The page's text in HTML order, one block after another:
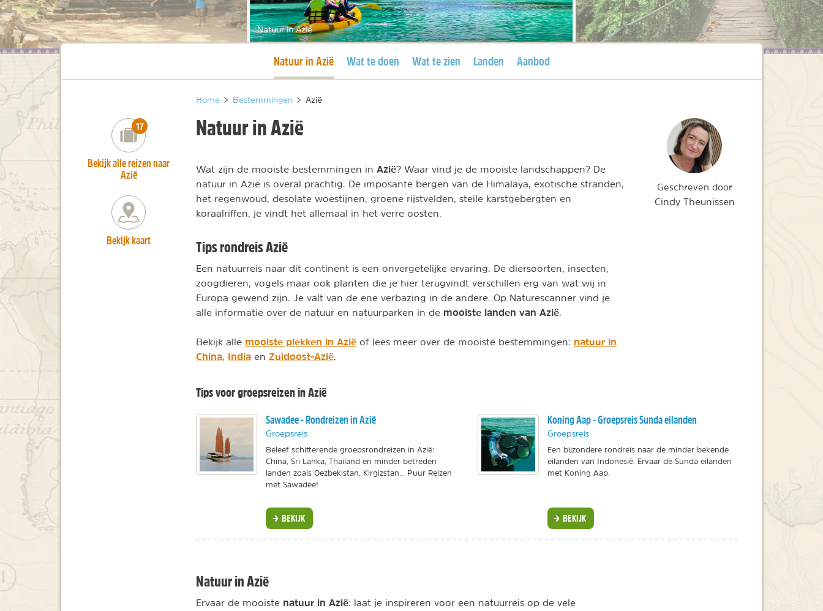
Natuur in Azië
Huidige pagina
Natuur in Azië Wat te doen Wat te zien Landen Aanbod
Home > Bestemmingen > Azië
Natuur in Azië
Wat zijn de mooiste bestemmingen in Azië? Waar vind je de mooiste landschappen? De
natuur in Azië is overal prachtig. De imposante bergen van de Himalaya, exotische stranden,
het regenwoud, desolate woestijnen, groene rijstvelden, steile karstgebergten en
koraalriffen, je vindt het allemaal in het verre oosten.
Tips rondreis Azië
Een natuurreis naar dit continent is een onvergetelijke ervaring. De diersoorten, insecten,
zoogdieren, vogels maar ook planten die je hier terugvindt verschillen erg van wat wij in
Europa gewend zijn. Je valt van de ene verbazing in de andere. Op Naturescanner vind je
alle informatie over de natuur en natuurparken in de mooiste landen van Azië.
Bekijk alle mooiste plekken in Azië of lees meer over de mooiste bestemmingen: natuur in
China, India en Zuidoost-Azië.
Tips voor groepsreizen in Azië
Sawadee - Rondreizen in Azië
Groepsreis
Beleef schitterende groepsrondreizen in Azië:
China, Sri Lanka, Thailand en minder betreden
landen zoals Oezbekistan, Kirgizstan... Puur Reizen
met Sawadee!
BEKIJK
Koning Aap - Groepsreis Sunda eilanden
Groepsreis
Een bijzondere rondreis naar de minder bekende
eilanden van Indonesië. Ervaar de Sunda eilanden
met Koning Aap.
BEKIJK
Natuur in Azië
Ervaar de mooiste natuur in Azië: laat je inspireren voor een natuurreis op de vele
number_of_trips:
17
Bekijk alle reizen naar
Azië
Bekijk kaart
Geschreven door
Cindy Theunissen